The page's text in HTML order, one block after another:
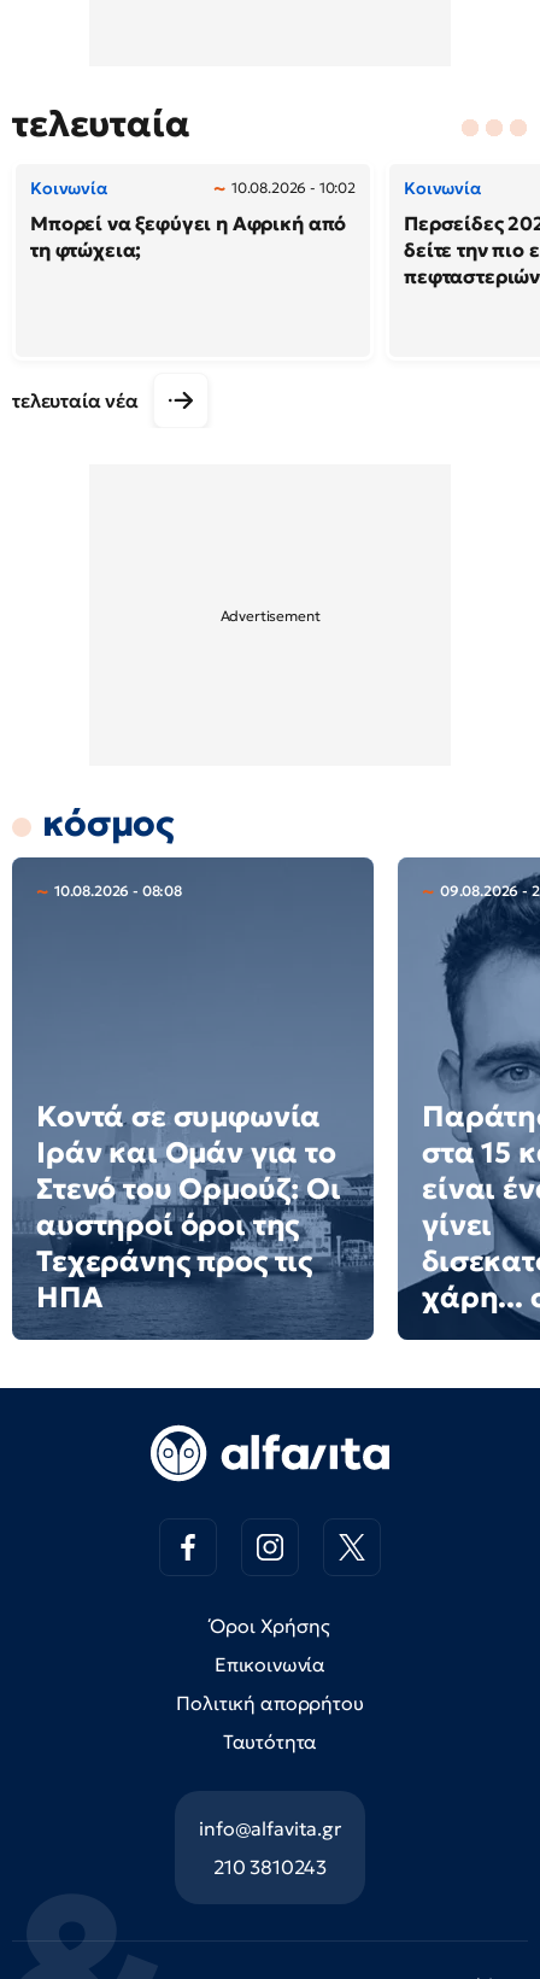
τελευταία
Κοινωνία 10.08.2026 - 10:02
Μπορεί να ξεφύγει η Αφρική από
τη φτώχεια;
Κοινωνία
Περσείδες
δείτε την
πεφταστεριών
τελευταία νέα
κόσμος
10.08.2026 - 08:08
Κοντά σε συμφωνία
Ιράν και Ομάν για το
Στενό του Ορμούζ: Οι
αυστηροί όροι της
Τεχεράνης προς τις
ΗΠΑ
09.08.2026 -
στα 15
είναι
γίνει
χάρη...
Όροι Χρήσης
Επικοινωνία
Πολιτική απορρήτου
Ταυτότητα
info@alfavita.gr
210 3810243